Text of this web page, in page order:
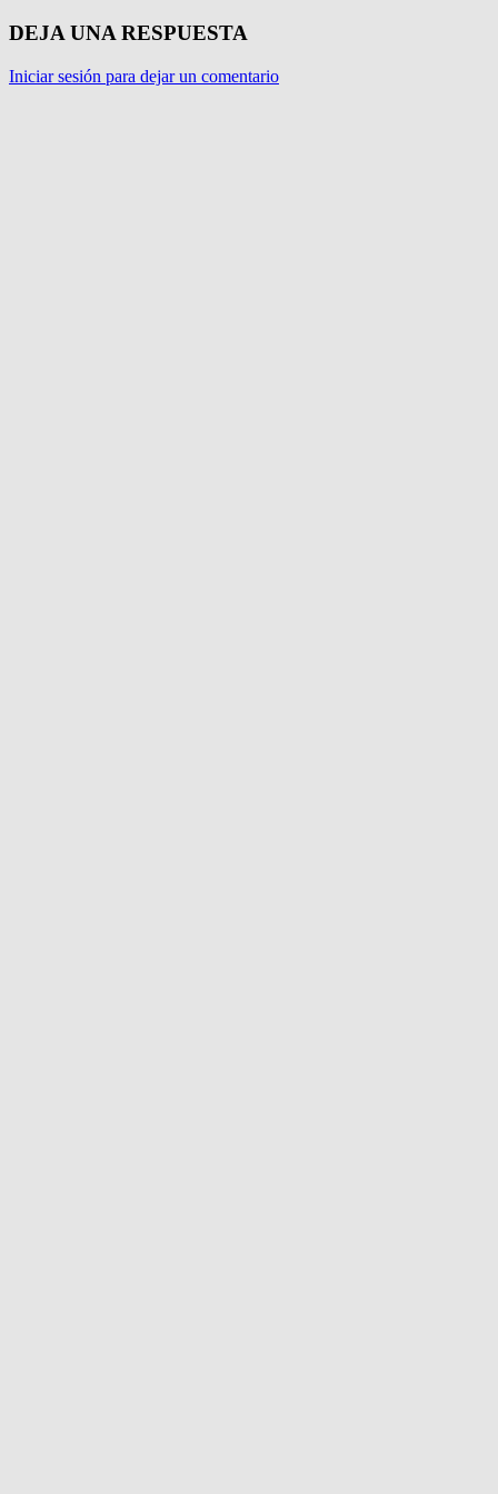
DEJA UNA RESPUESTA
Iniciar sesión para dejar un comentario